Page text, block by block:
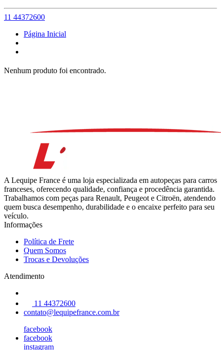
11 44372600
Página Inicial
Nenhum produto foi encontrado.
A Lequipe France é uma loja especializada em autopeças para carros
franceses, oferecendo qualidade, confiança e procedência garantida.
Trabalhamos com peças para Renault, Peugeot e Citroën, atendendo
quem busca desempenho, durabilidade e o encaixe perfeito para seu
veículo.
Informações
Política de Frete
Quem Somos
Trocas e Devoluções
Atendimento
11 44372600
contato@lequipefrance.com.br
facebook
facebook
instagram